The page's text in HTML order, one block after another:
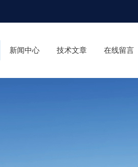
新闻中心 技术文章 在线留言